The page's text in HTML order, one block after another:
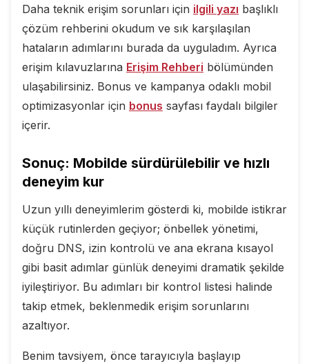
Daha teknik erişim sorunları için ilgili yazı başlıklı
çözüm rehberini okudum ve sık karşılaşılan
hataların adımlarını burada da uyguladım. Ayrıca
erişim kılavuzlarına Erişim Rehberi bölümünden
ulaşabilirsiniz. Bonus ve kampanya odaklı mobil
optimizasyonlar için bonus sayfası faydalı bilgiler
içerir.
Sonuç: Mobilde sürdürülebilir ve hızlı
deneyim kur
Uzun yıllı deneyimlerim gösterdi ki, mobilde istikrar
küçük rutinlerden geçiyor; önbellek yönetimi,
doğru DNS, izin kontrolü ve ana ekrana kısayol
gibi basit adımlar günlük deneyimi dramatik şekilde
iyileştiriyor. Bu adımları bir kontrol listesi halinde
takip etmek, beklenmedik erişim sorunlarını
azaltıyor.
Benim tavsiyem, önce tarayıcıyla başlayıp